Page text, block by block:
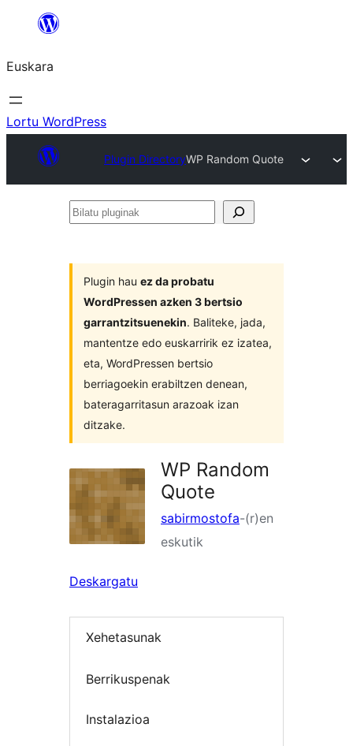
Euskara
Lortu WordPress
Plugin DirectoryWP Random Quote
Bilatu
Plugin hau ez da probatu
WordPressen azken 3 bertsio
garrantzitsuenekin. Baliteke, jada,
mantentze edo euskarririk ez izatea,
eta, WordPressen bertsio
berriagoekin erabiltzen denean,
bateragarritasun arazoak izan
ditzake.
WP Random
Quote
sabirmostofa-(r)en
eskutik
Deskargatu
Xehetasunak
Berrikuspenak
Instalazioa